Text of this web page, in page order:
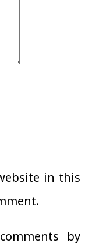
in this
by